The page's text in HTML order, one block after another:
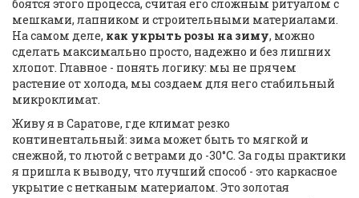
боятся этого процесса, считая его сложным ритуалом с
мешками, лапником и строительными материалами.
На самом деле, как укрыть розы на зиму, можно
сделать максимально просто, надежно и без лишних
хлопот. Главное - понять логику: мы не прячем
растение от холода, мы создаем для него стабильный
микроклимат.
Живу я в Саратове, где климат резко
континентальный: зима может быть то мягкой и
снежной, то лютой с ветрами до -30°C. За годы практики
я пришла к выводу, что лучший способ - это каркасное
укрытие с нетканым материалом. Это золотая